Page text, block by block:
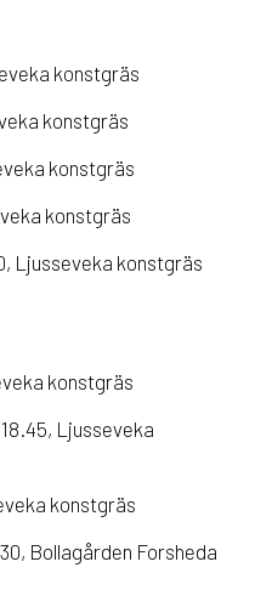
konstgräs
konstgräs
konstgräs
konstgräs
Ljusseveka konstgräs
konstgräs
Ljusseveka
konstgräs
Bollagården Forsheda